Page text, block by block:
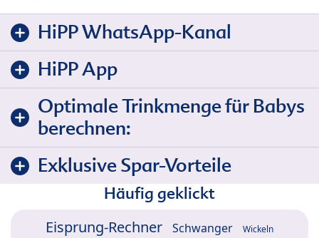
HiPP WhatsApp-Kanal
HiPP App
Optimale Trinkmenge für Babys
berechnen:
Exklusive Spar-Vorteile
Häufig geklickt
Eisprung-Rechner Schwanger Wickeln